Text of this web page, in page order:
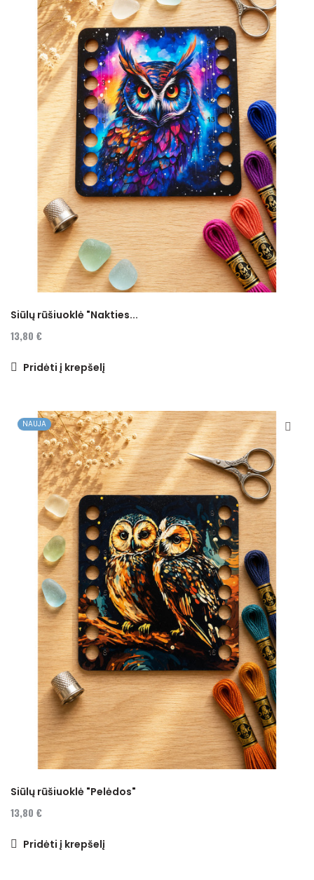
Siūlų rūšiuoklė "Nakties...
13,80 €
Pridėti į krepšelį
NAUJA
Siūlų rūšiuoklė "Pelėdos"
13,80 €
Pridėti į krepšelį